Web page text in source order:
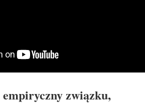
związku,